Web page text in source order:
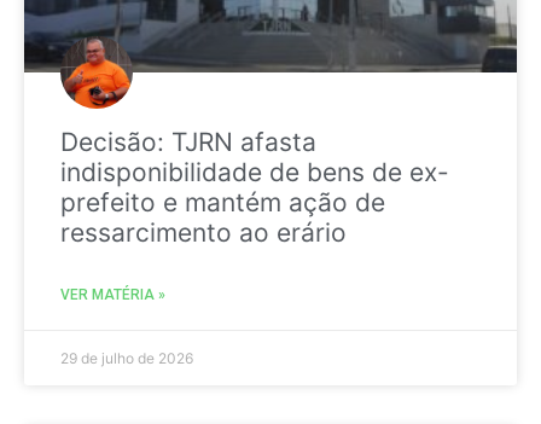
Decisão: TJRN afasta
indisponibilidade de bens de ex-
prefeito e mantém ação de
ressarcimento ao erário
VER MATÉRIA »
29 de julho de 2026